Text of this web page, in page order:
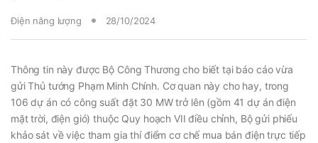
Điện năng lượng 28/10/2024
Thông tin này được Bộ Công Thương cho biết tại báo cáo vừa
gửi Thủ tướng Phạm Minh Chính. Cơ quan này cho hay, trong
106 dự án có công suất đặt 30 MW trở lên (gồm 41 dự án điện
mặt trời, điện gió) thuộc Quy hoạch VII điều chỉnh, Bộ gửi phiếu
khảo sát về việc tham gia thí điểm cơ chế mua bán điện trực tiếp